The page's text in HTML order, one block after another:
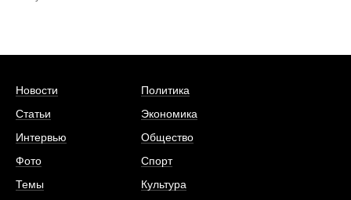
Новости
Статьи
Интервью
Фото
Темы
Политика
Экономика
Общество
Спорт
Культура